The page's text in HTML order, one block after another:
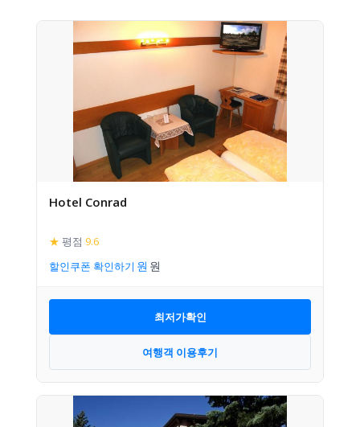
Hotel Conrad
★ 평점 9.6
할인쿠폰 확인하기
최저가확인
여행객 이용후기